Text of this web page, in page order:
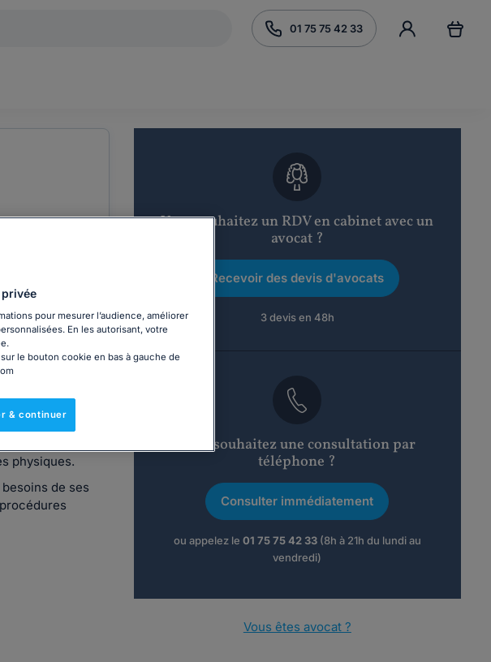
01 75 75 42 33
d'entreprises
physiques.
de ses
Vous souhaitez un RDV en cabinet avec un
avocat ?
Recevoir des devis d'avocats
3 devis en 48h
Vous souhaitez une consultation par
téléphone ?
Consulter immédiatement
ou appelez le 01 75 75 42 33(8h à 21h du lundi au
vendredi)
Vous êtes avocat ?
pour mesurer l’audience, améliorer
En les autorisant, votre
le bouton cookie en bas à gauche de
& continuer